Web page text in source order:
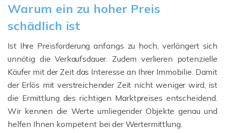
Warum ein zu hoher Preis
schädlich ist
Ist Ihre Preisforderung anfangs zu hoch, verlängert sich
unnötig die Verkaufsdauer. Zudem verlieren potenzielle
Käufer mit der Zeit das Interesse an Ihrer Immobilie. Damit
der Erlös mit verstreichender Zeit nicht weniger wird, ist
die Ermittlung des richtigen Marktpreises entscheidend.
Wir kennen die Werte umliegender Objekte genau und
helfen Ihnen kompetent bei der Wertermittlung.